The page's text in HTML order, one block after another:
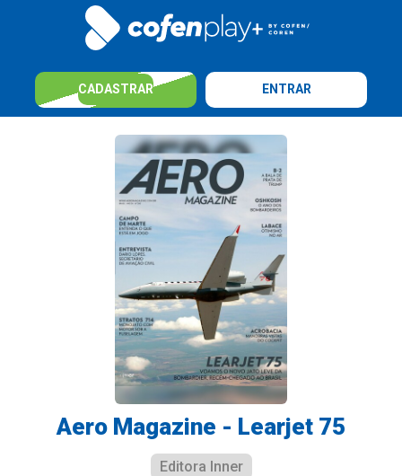
CADASTRAR ENTRAR
Aero Magazine - Learjet 75
Editora Inner